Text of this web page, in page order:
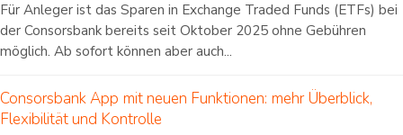
Für Anleger ist das Sparen in Exchange Traded Funds (ETFs) bei
der Consorsbank bereits seit Oktober 2025 ohne Gebühren
möglich. Ab sofort können aber auch...
Consorsbank App mit neuen Funktionen: mehr Überblick,
Flexibilität und Kontrolle